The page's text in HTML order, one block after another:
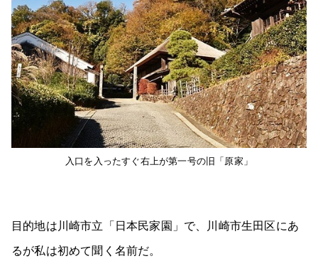
入口を入ったすぐ右上が第一号の旧「原家」
目的地は川崎市立「日本民家園」で、川崎市生田区にあ
るが私は初めて聞く名前だ。